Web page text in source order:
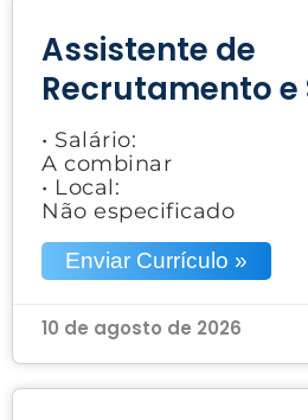
Assistente de
Recrutamento e
• Salário:
A combinar
• Local:
Não especificado
Enviar Currículo »
10 de agosto de 2026